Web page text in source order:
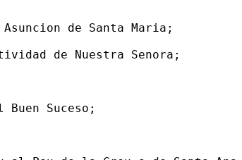
de Santa Maria;
de Nuestra Senora;
Buen Suceso;